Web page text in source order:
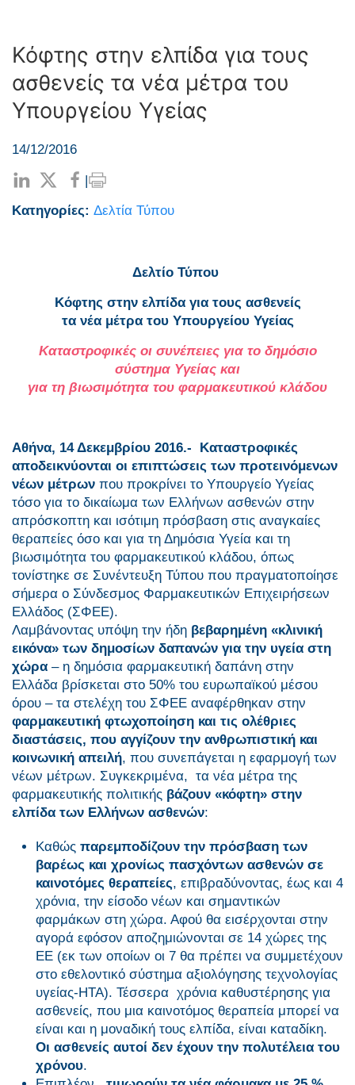
Κόφτης στην ελπίδα για τους
ασθενείς τα νέα μέτρα του
Υπουργείου Υγείας
14/12/2016
|
Κατηγορίες: Δελτία Τύπου
Δελτίο Τύπου
Κόφτης στην ελπίδα για τους ασθενείς
τα νέα μέτρα του Υπουργείου Υγείας
Καταστροφικές οι συνέπειες για το δημόσιο
σύστημα Υγείας και
για τη βιωσιμότητα του φαρμακευτικού κλάδου
Αθήνα, 14 Δεκεμβρίου 2016.-
Καταστροφικές
αποδεικνύονται οι επιπτώσεις των προτεινόμενων
νέων μέτρων που προκρίνει το Υπουργείο Υγείας
τόσο για το δικαίωμα των Ελλήνων ασθενών στην
απρόσκοπτη και ισότιμη πρόσβαση στις αναγκαίες
θεραπείες όσο και για τη Δημόσια Υγεία και τη
βιωσιμότητα του φαρμακευτικού κλάδου, όπως
τονίστηκε σε Συνέντευξη Τύπου που πραγματοποίησε
σήμερα ο Σύνδεσμος Φαρμακευτικών Επιχειρήσεων
Ελλάδος (ΣΦΕΕ).
Λαμβάνοντας υπόψη την ήδη βεβαρημένη «κλινική
εικόνα» των δημοσίων δαπανών για την υγεία στη
χώρα – η δημόσια φαρμακευτική δαπάνη στην
Ελλάδα βρίσκεται στο 50% του ευρωπαϊκού μέσου
όρου – τα στελέχη του ΣΦΕΕ αναφέρθηκαν στην
φαρμακευτική φτωχοποίηση και τις ολέθριες
διαστάσεις, που αγγίζουν την ανθρωπιστική και
κοινωνική απειλή, που συνεπάγεται η εφαρμογή των
νέων μέτρων. Συγκεκριμένα, τα νέα μέτρα της
φαρμακευτικής πολιτικής βάζουν «κόφτη» στην
ελπίδα των Ελλήνων ασθενών:
Καθώς παρεμποδίζουν την πρόσβαση των
βαρέως και χρονίως πασχόντων ασθενών σε
καινοτόμες θεραπείες, επιβραδύνοντας, έως και 4
χρόνια, την είσοδο νέων και σημαντικών
φαρμάκων στη χώρα. Αφού θα εισέρχονται στην
αγορά εφόσον αποζημιώνονται σε 14 χώρες της
ΕΕ (εκ των οποίων οι 7 θα πρέπει να συμμετέχουν
στο εθελοντικό σύστημα αξιολόγησης τεχνολογίας
υγείας-HTA). Τέσσερα χρόνια καθυστέρησης για
ασθενείς, που μια καινοτόμος θεραπεία μπορεί να
είναι και η μοναδική τους ελπίδα, είναι καταδίκη.
Οι ασθενείς αυτοί δεν έχουν την πολυτέλεια του
χρόνου.